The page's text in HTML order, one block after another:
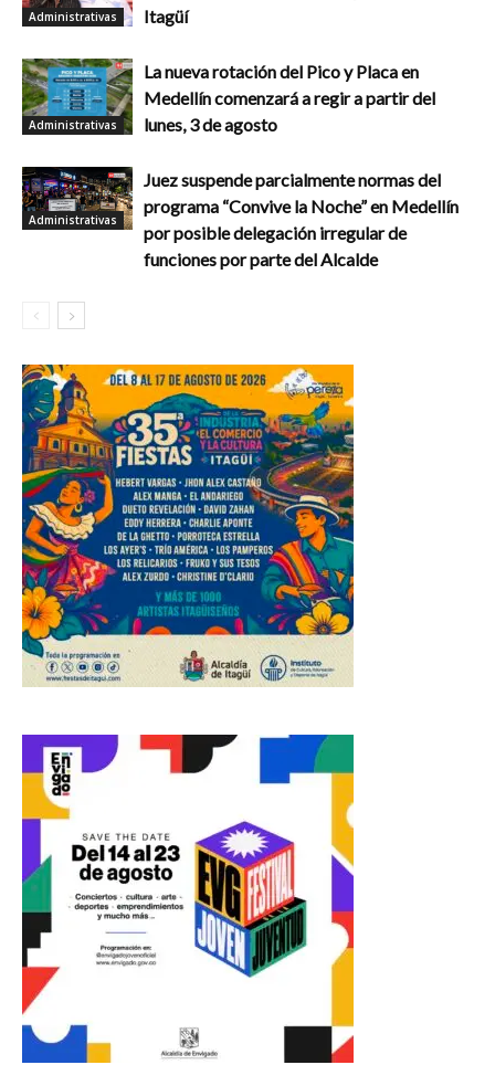
Administrativas
Itagüí
Administrativas
La nueva rotación del Pico y Placa en
Medellín comenzará a regir a partir del
lunes, 3 de agosto
Administrativas
Juez suspende parcialmente normas del
programa “Convive la Noche” en Medellín
por posible delegación irregular de
funciones por parte del Alcalde